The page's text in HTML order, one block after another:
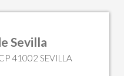
Sevilla
41002 SEVILLA